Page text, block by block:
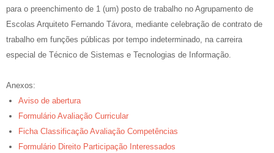
para o preenchimento de 1 (um) posto de trabalho no Agrupamento de
Escolas Arquiteto Fernando Távora, mediante celebração de contrato de
trabalho em funções públicas por tempo indeterminado, na carreira
especial de Técnico de Sistemas e Tecnologias de Informação.
Anexos:
Aviso de abertura
Formulário Avaliação Curricular
Ficha Classificação Avaliação Competências
Formulário Direito Participação Interessados